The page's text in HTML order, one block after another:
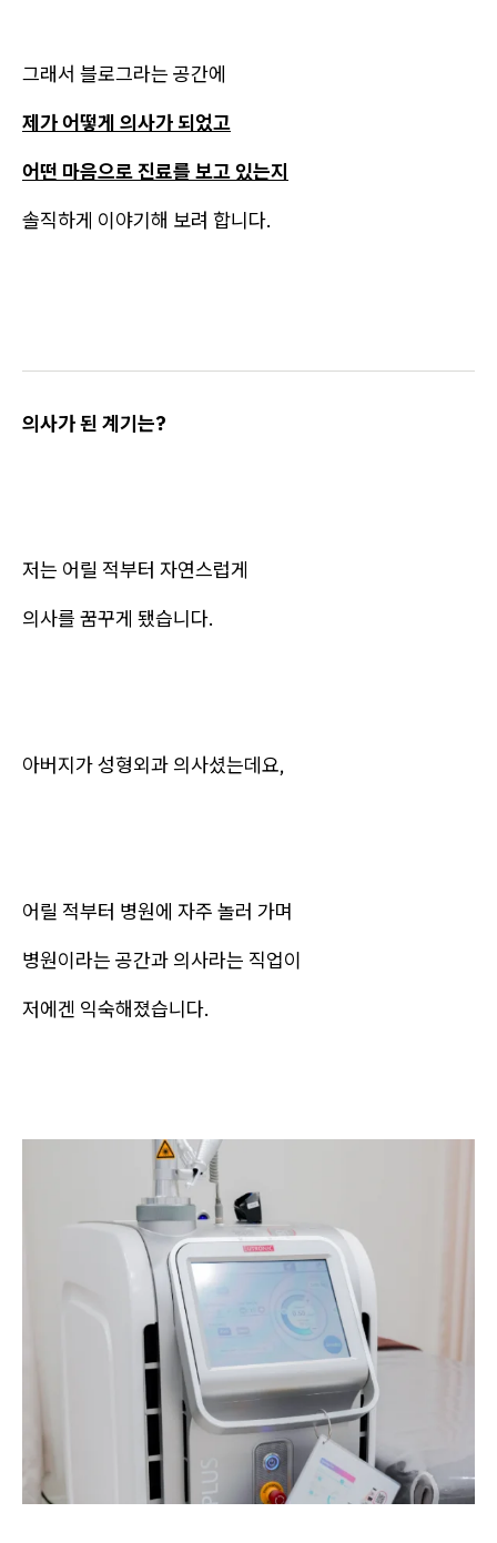
그래서 블로그라는 공간에
제가 어떻게 의사가 되었고
어떤 마음으로 진료를 보고 있는지
솔직하게 이야기해 보려 합니다.
의사가 된 계기는?
저는 어릴 적부터 자연스럽게
의사를 꿈꾸게 됐습니다.
아버지가 성형외과 의사셨는데요,
어릴 적부터 병원에 자주 놀러 가며
병원이라는 공간과 의사라는 직업이
저에겐 익숙해졌습니다.